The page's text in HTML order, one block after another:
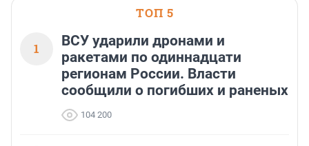
ТОП 5
1
ВСУ ударили дронами и
ракетами по одиннадцати
регионам России. Власти
сообщили о погибших и раненых
104 200